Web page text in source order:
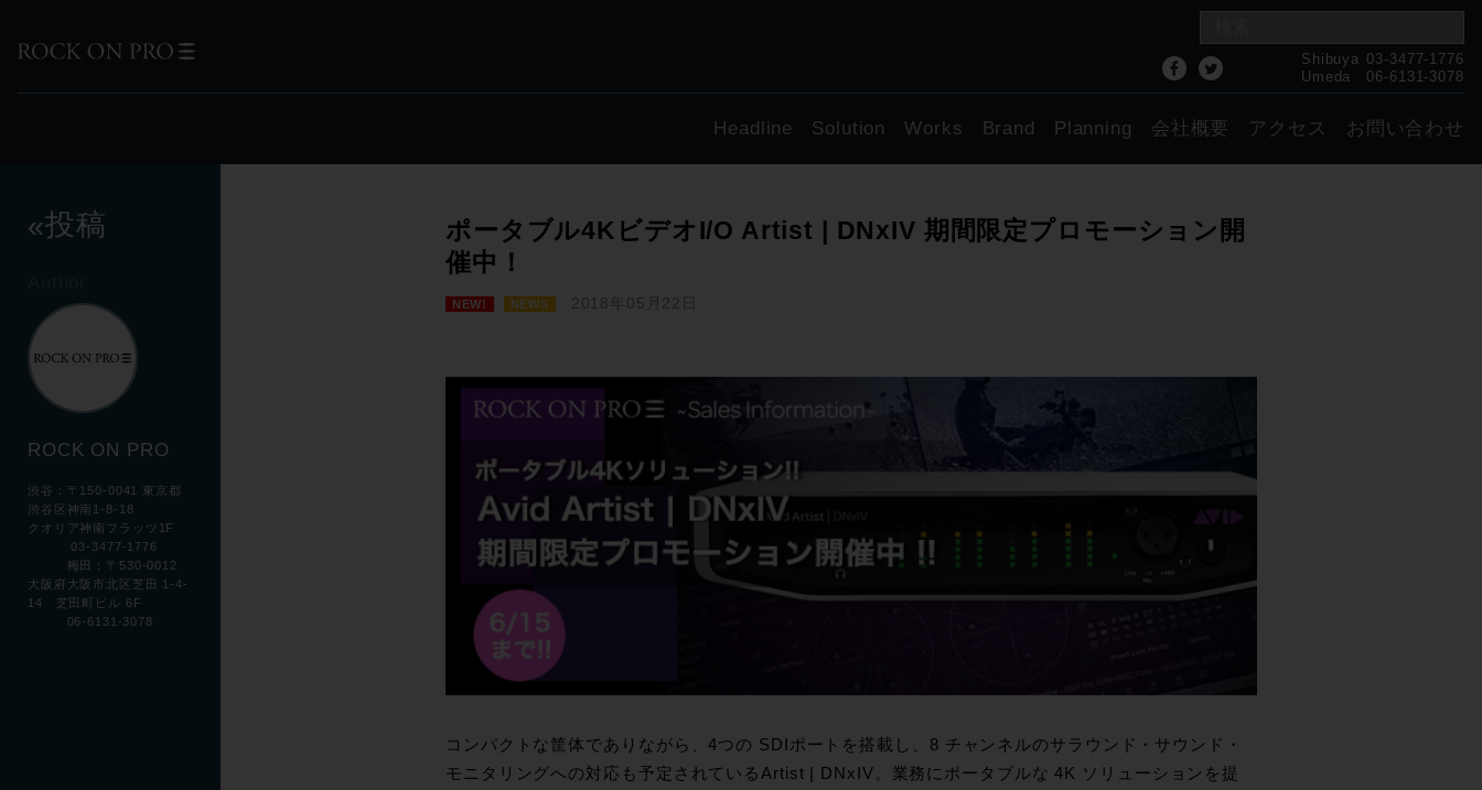
Shibuya 03-3477-1776
Umeda
06-6131-3078
Headline Solution Works Brand Planning 会社概要 アクセス お問い合わせ
«投稿
ROCK ON PRO
渋谷：〒150-0041 東京都
渋谷区神南1-8-18
クオリア神南フラッツ1F
03-3477-1776
梅田：〒530-0012
大阪府大阪市北区芝田 1-4-
14 芝田町ビル 6F
06-6131-3078
ポータブル4KビデオI/O Artist | DNxIV 期間限定プロモーション開
催中！
NEW! NEWS 2018年05月22日
コンパクトな筐体でありながら、4つの SDIポートを搭載し、8 チャンネルのサラウンド・サウンド・
モニタリングへの対応も予定されているArtist | DNxIV。業務にポータブルな 4K ソリューションを提